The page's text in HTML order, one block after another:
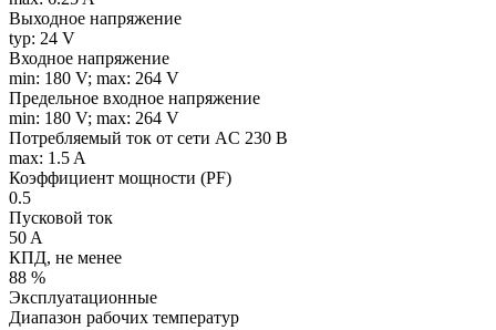
Выходное напряжение
typ: 24 V
Входное напряжение
min: 180 V; max: 264 V
Предельное входное напряжение
min: 180 V; max: 264 V
Потребляемый ток от сети AC 230 В
max: 1.5 A
Коэффициент мощности (PF)
0.5
Пусковой ток
50 A
КПД, не менее
88 %
Эксплуатационные
Диапазон рабочих температур